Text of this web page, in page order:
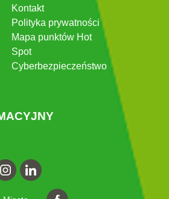
Kontakt
Polityka prywatności
Mapa punktów Hot
Spot
Cyberbezpieczeństwo